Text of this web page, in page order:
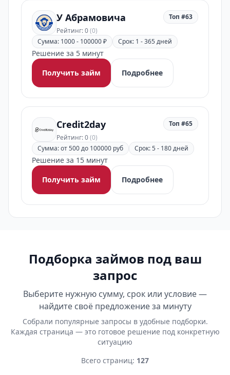
У Абрамовича
Рейтинг: 0(0)
Топ #63
Сумма: 1000 - 100000 ₽ Срок: 1 - 365 дней
Решение за 5 минут
Получить займ
Подробнее
Credit2day
Рейтинг: 0(0)
Топ #65
Сумма: от 500 до 100000 руб Срок: 5 - 180 дней
Решение за 15 минут
Получить займ
Подробнее
Подборка займов под ваш
запрос
Выберите нужную сумму, срок или условие —
найдите своё предложение за минуту
Собрали популярные запросы в удобные подборки.
Каждая страница — это готовое решение под конкретную
ситуацию
Всего страниц: 127